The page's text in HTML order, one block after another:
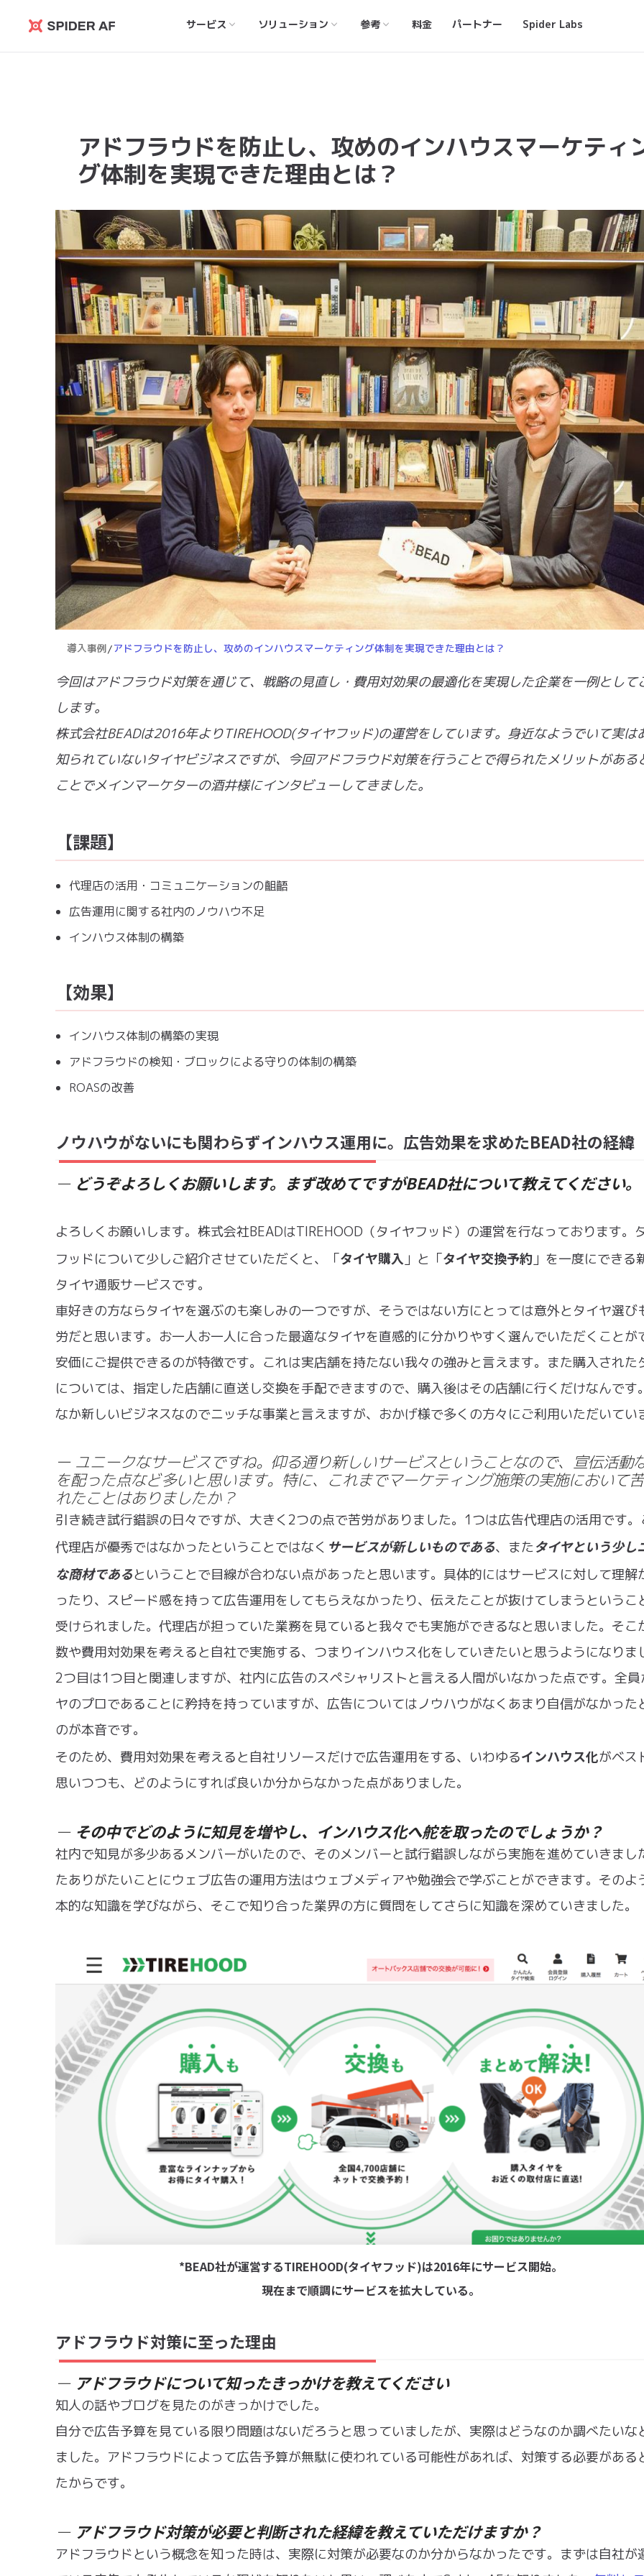
Spider
サービス ソリューション 参考 料金 パートナー Spider Labs
アドフラウドを防止し、攻めのインハウスマーケティ
グ体制を実現できた理由とは？
導入事例/アドフラウドを防止し、攻めのインハウスマーケティング体制を実現できた理由とは？
今回はアドフラウド対策を通じて、戦略の見直し・費用対効果の最適化を実現した企業を一例として
します。
株式会社BEADは2016年よりTIREHOOD(タイヤフッド)の運営をしています。身近なようでいて実は
知られていないタイヤビジネスですが、今回アドフラウド対策を行うことで得られたメリットがある
ことでメインマーケターの酒井様にインタビューしてきました。
【課題】
代理店の活用・コミュニケーションの齟齬
広告運用に関する社内のノウハウ不足
インハウス体制の構築
【効果】
インハウス体制の構築の実現
アドフラウドの検知・ブロックによる守りの体制の構築
ROASの改善
ノウハウがないにも関わらずインハウス運用に。広告効果を求めたBEAD社の経緯
ー どうぞよろしくお願いします。まず改めてですがBEAD社について教えてください。
よろしくお願いします。株式会社BEADはTIREHOOD（タイヤフッド）の運営を行なっております。
フッドについて少しご紹介させていただくと、「タイヤ購入 」と「タイヤ交換予約 」を一度にできる
タイヤ通販サービスです。
車好きの方ならタイヤを選ぶのも楽しみの一つですが、そうではない方にとっては意外とタイヤ選び
労だと思います。お一人お一人に合った最適なタイヤを直感的に分かりやすく選んでいただくことが
安価にご提供できるのが特徴です。これは実店舗を持たない我々の強みと言えます。また購入された
については、指定した店舗に直送し交換を手配できますので、購入後はその店舗に行くだけなんです
なか新しいビジネスなのでニッチな事業と言えますが、おかげ様で多くの方々にご利用いただいてい
ー ユニークなサービスですね。仰る通り新しいサービスということなので、宣伝活動
を配った点など多いと思います。特に、これまでマーケティング施策の実施において
れたことはありましたか？
引き続き試行錯誤の日々ですが、大きく2つの点で苦労がありました。1つは広告代理店の活用です。
代理店が優秀ではなかったということではなく サービスが新しいものである、またタイヤという少し
な商材であるということで目線が合わない点があったと思います。具体的にはサービスに対して理解
ったり、スピード感を持って広告運用をしてもらえなかったり、伝えたことが抜けてしまうというこ
受けられました。代理店が担っていた業務を見ていると我々でも実施ができるなと思いました。そこ
数や費用対効果を考えると自社で実施する、つまりインハウス化をしていきたいと思うようになりま
2つ目は1つ目と関連しますが、社内に広告のスペシャリストと言える人間がいなかった点です。全員
ヤのプロであることに矜持を持っていますが、広告についてはノウハウがなくあまり自信がなかった
のが本音です。
そのため、費用対効果を考えると自社リソースだけで広告運用をする、いわゆるインハウス化がベス
思いつつも、どのようにすれば良いか分からなかった点がありました。
ー その中でどのように知見を増やし、インハウス化へ舵を取ったのでしょうか？
社内で知見が多少あるメンバーがいたので、そのメンバーと試行錯誤しながら実施を進めていきまし
たありがたいことにウェブ広告の運用方法はウェブメディアや勉強会で学ぶことができます。そのよ
本的な知識を学びながら、そこで知り合った業界の方に質問をしてさらに知識を深めていきました。
*BEAD社が運営するTIREHOOD(タイヤフッド)は2016年にサービス開始。
現在まで順調にサービスを拡大している。
アドフラウド対策に至った理由
ー アドフラウドについて知ったきっかけを教えてください
知人の話やブログを見たのがきっかけでした。
自分で広告予算を見ている限り問題はないだろうと思っていましたが、実際はどうなのか調べたいな
ました。アドフラウドによって広告予算が無駄に使われている可能性があれば、対策する必要がある
たからです。
ー アドフラウド対策が必要と判断された経緯を教えていただけますか？
アドフラウドという概念を知った時は、実際に対策が必要なのか分からなかったです。まずは自社が